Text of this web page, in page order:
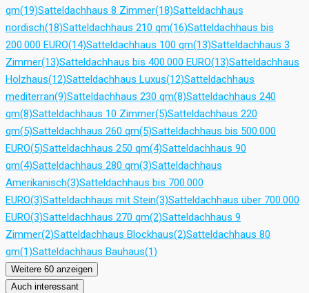
qm(19)Satteldachhaus 8 Zimmer(18)Satteldachhaus
nordisch(18)Satteldachhaus 210 qm(16)Satteldachhaus bis
200.000 EURO(14)Satteldachhaus 100 qm(13)Satteldachhaus 3
Zimmer(13)Satteldachhaus bis 400.000 EURO(13)Satteldachhaus
Holzhaus(12)Satteldachhaus Luxus(12)Satteldachhaus
mediterran(9)Satteldachhaus 230 qm(8)Satteldachhaus 240
qm(8)Satteldachhaus 10 Zimmer(5)Satteldachhaus 220
qm(5)Satteldachhaus 260 qm(5)Satteldachhaus bis 500.000
EURO(5)Satteldachhaus 250 qm(4)Satteldachhaus 90
qm(4)Satteldachhaus 280 qm(3)Satteldachhaus
Amerikanisch(3)Satteldachhaus bis 700.000
EURO(3)Satteldachhaus mit Stein(3)Satteldachhaus über 700.000
EURO(3)Satteldachhaus 270 qm(2)Satteldachhaus 9
Zimmer(2)Satteldachhaus Blockhaus(2)Satteldachhaus 80
qm(1)Satteldachhaus Bauhaus(1)
Weitere 60 anzeigen
Auch interessant